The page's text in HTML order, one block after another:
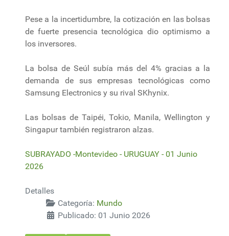
Pese a la incertidumbre, la cotización en las bolsas
de fuerte presencia tecnológica dio optimismo a
los inversores.
La bolsa de Seúl subía más del 4% gracias a la
demanda de sus empresas tecnológicas como
Samsung Electronics y su rival SKhynix.
Las bolsas de Taipéi, Tokio, Manila, Wellington y
Singapur también registraron alzas.
SUBRAYADO -Montevideo - URUGUAY - 01 Junio
2026
Detalles
Categoría: Mundo
Publicado: 01 Junio 2026